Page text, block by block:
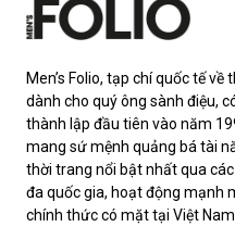
Men’s Folio, tạp chí quốc tế
dành cho quý ông sành điệu,
thành lập đầu tiên vào năm
mang sứ mệnh quảng bá tài
thời trang nổi bật nhất qua
đa quốc gia, hoạt động mạnh
chính thức có mặt tại Việt